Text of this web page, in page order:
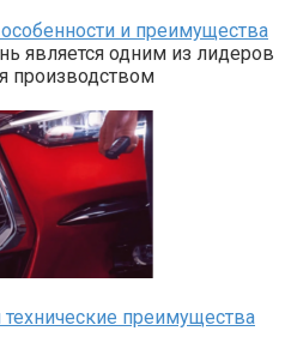
и преимущества
является одним из лидеров
производством
преимущества